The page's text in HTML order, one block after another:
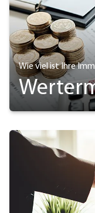
Wie viel ist Ihre